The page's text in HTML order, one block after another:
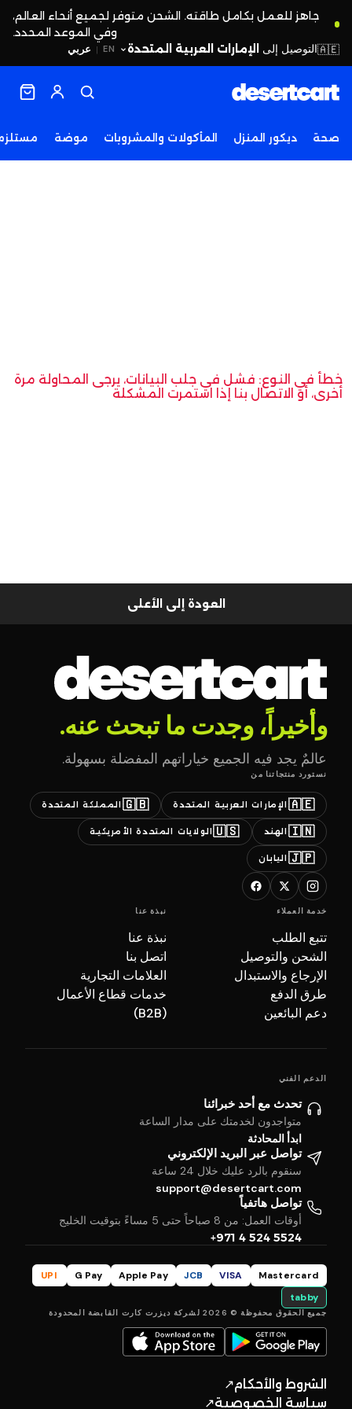
جاهز للعمل بكامل طاقته. الشحن متوفر لجميع أنحاء العالم،
وفي الموعد المحدد.
EN
| عربي 🇦🇪التوصيل إلى الإمارات العربية المتحدة
صحة ديكور المنزل المأكولات والمشروبات موضة
خطأ في النوع: فشل في جلب البيانات، يرجى المحاولة مرة
أخرى، أو الاتصال بنا إذا استمرت المشكلة
العودة إلى الأعلى
وأخيراً، وجدت ما تبحث عنه.
عالمٌ يجد فيه الجميع خياراتهم المفضلة بسهولة.
نستورد منتجاتنا من
🇦🇪 الإمارات العربية المتحدة 🇬🇧 المملكة المتحدة
🇮🇳 الهند 🇺🇸الولايات المتحدة الأمريكية
🇯🇵 اليابان
خدمة العملاء
تتبع الطلب
الشحن والتوصيل
الإرجاع والاستبدال
طرق الدفع
دعم البائعين
نبذة عنا
نبذة عنا
اتصل بنا
العلامات التجارية
خدمات قطاع الأعمال
(B2B)
الدعم الفني
تحدث مع أحد خبرائنا
متواجدون لخدمتك على مدار الساعة
ابدأ المحادثة
تواصل عبر البريد الإلكتروني
سنقوم بالرد عليك خلال 24 ساعة
support@desertcart.com
تواصل هاتفياً
أوقات العمل: من 8 صباحاً حتى 5 مساءً بتوقيت الخليج
+971 4 524 5524
Mastercard
VISA
JCB
Apple Pay
G Pay
UPI
tabby
جميع الحقوق محفوظة © 2026 لشركة ديزرت كارت القابضة المحدودة
الشروط والأحكام↗
سياسة الخصوصية↗